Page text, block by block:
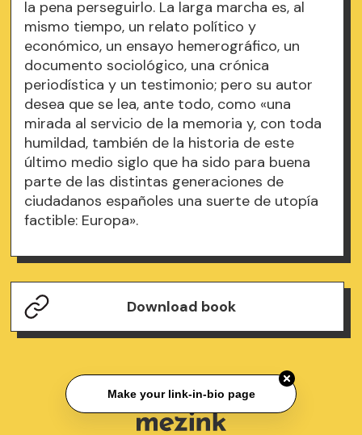
la pena perseguirlo. La larga marcha es, al
mismo tiempo, un relato político y
económico, un ensayo hemerográfico, un
documento sociológico, una crónica
periodística y un testimonio; pero su autor
desea que se lea, ante todo, como «una
mirada al servicio de la memoria y, con toda
humildad, también de la historia de este
último medio siglo que ha sido para buena
parte de las distintas generaciones de
ciudadanos españoles una suerte de utopía
factible: Europa».
Download book
Make your link-in-bio page